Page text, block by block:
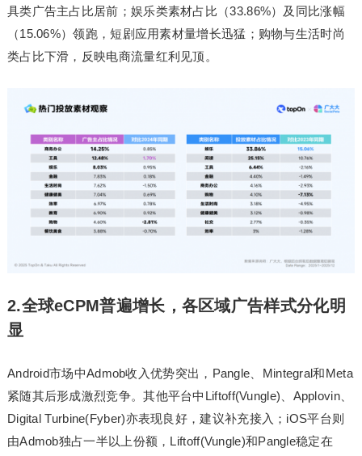
具类广告主占比居前；娱乐类素材占比（33.86%）及同比涨幅
（15.06%）领跑，短剧应用素材量增长迅猛；购物与生活时尚
类占比下滑，反映电商流量红利见顶。
2.全球eCPM普遍增长，各区域广告样式分化明
显
Android市场中Admob收入优势突出，Pangle、Mintegral和Meta
紧随其后形成激烈竞争。其他平台中Liftoff(Vungle)、Applovin、
Digital Turbine(Fyber)亦表现良好，建议补充接入；iOS平台则
由Admob独占一半以上份额，Liftoff(Vungle)和Pangle稳定在